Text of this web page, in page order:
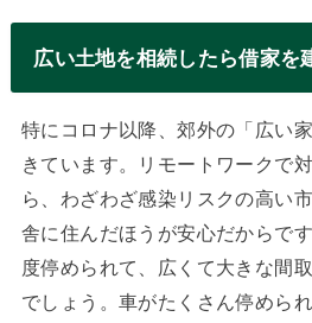
広い土地を相続したら借家を
特にコロナ以降、郊外の「広い
きています。リモートワークで
ら、わざわざ感染リスクの高い
舎に住んだほうが安心だからで
度停められて、広くて大きな間
でしょう。車がたくさん停めら